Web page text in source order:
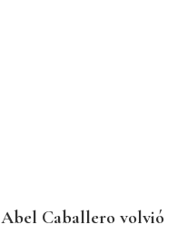
Abel Caballero volvió